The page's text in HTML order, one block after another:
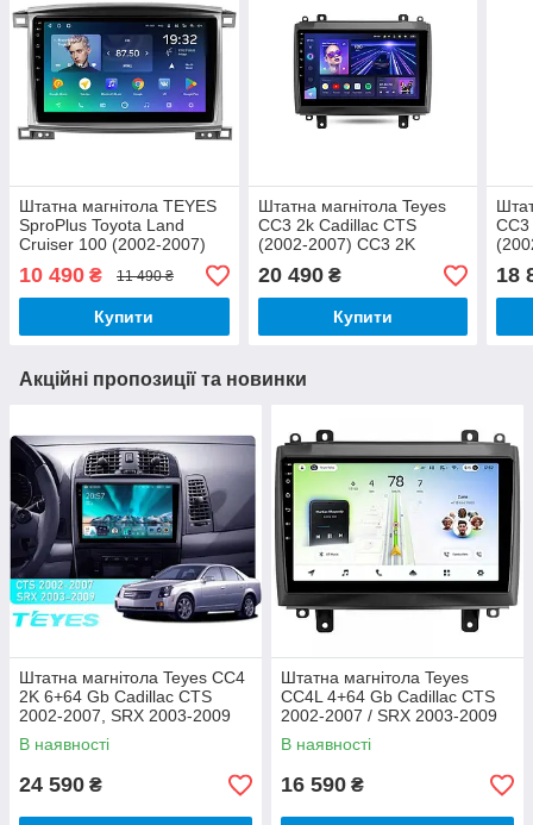
Штатна магнітола TEYES
SproPlus Toyota Land
Cruiser 100 (2002-2007)
10 490 ₴ 11 490 ₴
Купити
Штатна магнітола Teyes
CC3 2k Cadillac CTS
(2002-2007) CC3 2K
20 490₴
Купити
18
Акційні пропозиції та новинки
Штатна магнітола Teyes CC4
2K 6+64 Gb Cadillac CTS
2002-2007, SRX 2003-2009
10"
В наявності
24 590 ₴
Штатна магнітола Teyes
CC4L 4+64 Gb Cadillac CTS
2002-2007 / SRX 2003-2009
10"
В наявності
16 590 ₴